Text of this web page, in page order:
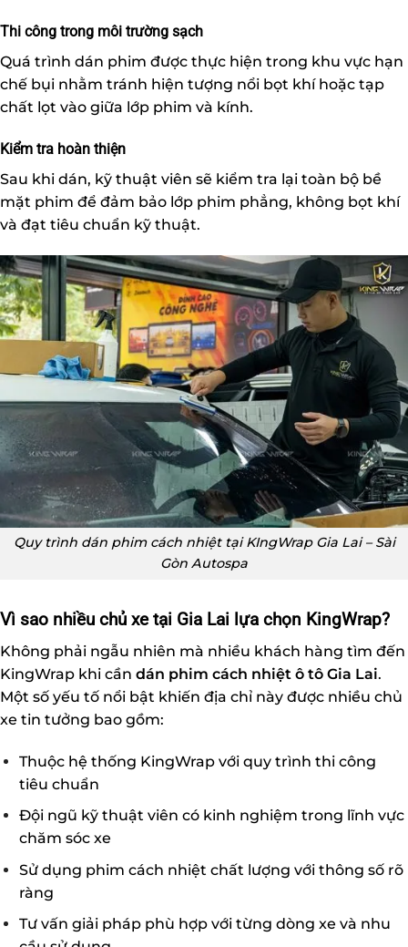
Thi công trong môi trường sạch
Quá trình dán phim được thực hiện trong khu vực hạn
chế bụi nhằm tránh hiện tượng nổi bọt khí hoặc tạp
chất lọt vào giữa lớp phim và kính.
Kiểm tra hoàn thiện
Sau khi dán, kỹ thuật viên sẽ kiểm tra lại toàn bộ bề
mặt phim để đảm bảo lớp phim phẳng, không bọt khí
và đạt tiêu chuẩn kỹ thuật.
Quy trình dán phim cách nhiệt tại KIngWrap Gia Lai – Sài
Gòn Autospa
Vì sao nhiều chủ xe tại Gia Lai lựa chọn KingWrap?
Không phải ngẫu nhiên mà nhiều khách hàng tìm đến
KingWrap khi cần dán phim cách nhiệt ô tô Gia Lai.
Một số yếu tố nổi bật khiến địa chỉ này được nhiều chủ
xe tin tưởng bao gồm:
Thuộc hệ thống KingWrap với quy trình thi công
tiêu chuẩn
Đội ngũ kỹ thuật viên có kinh nghiệm trong lĩnh vực
chăm sóc xe
Sử dụng phim cách nhiệt chất lượng với thông số rõ
ràng
Tư vấn giải pháp phù hợp với từng dòng xe và nhu